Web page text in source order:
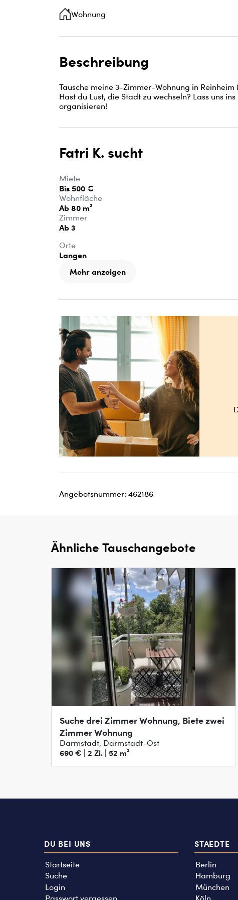
Wohnung
Beschreibung
Tausche meine 3-Zimmer-Wohnung in
Hast du Lust, die Stadt zu wechseln? Lass uns
organisieren!
Fatri K. sucht
Miete
Bis 500 €
Wohnfläche
Ab 80 m²
Zimmer
Ab 3
Orte
Langen
Mehr anzeigen
Angebotsnummer: 462186
Ähnliche Tauschangebote
Suche drei Zimmer Wohnung, Biete zwei
Zimmer Wohnung
Darmstadt, Darmstadt-Ost
690 € | 2 Zi. | 52 m²
DU BEI UNS
Startseite
Suche
Login
STAEDTE
Berlin
Hamburg
München